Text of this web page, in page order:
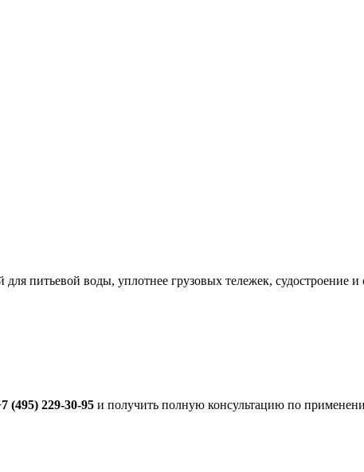
питьевой воды, уплотнее грузовых тележек, судостроение
(495) 229-30-95 и получить полную консультацию по